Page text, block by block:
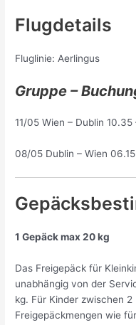
Flugdetails
Fluglinie: Aerlingus
Gruppe –
11/05 Wien – Dublin 10.35
08/05 Dublin – Wien
1 Gepäck max 20 kg
Das Freigepäck für
unabhängig von der
kg. Für Kinder zwischen 2
Freigepäckmengen wie